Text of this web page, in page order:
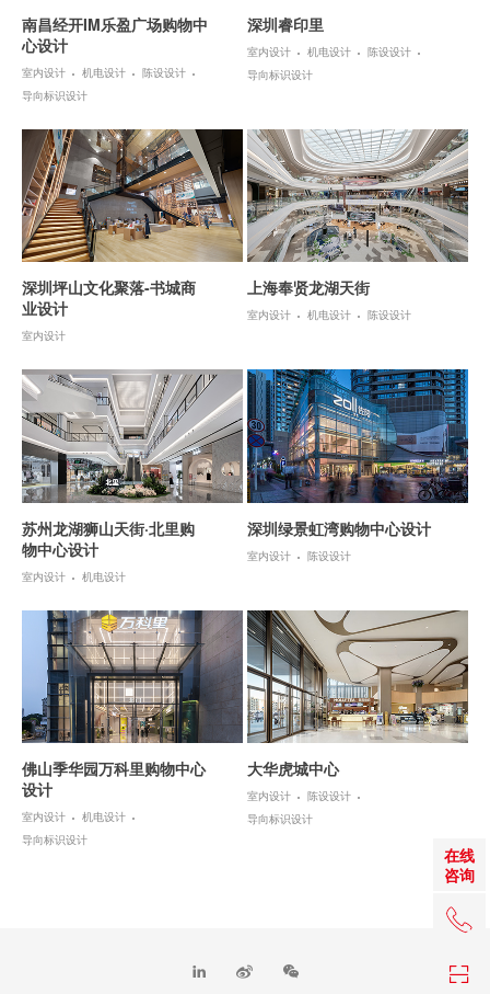
在线
咨询
+86
南昌经开IM乐盈广场购物中
心设计
室内设计 机电设计
陈设设计
导向标识设计
深圳睿印里
室内设计 机电设计
陈设设计
导向标识设计
深圳坪山文化聚落-书城商
业设计
室内设计
上海奉贤龙湖天街
室内设计 机电设计 陈设设计
苏州龙湖狮山天街·北里购
物中心设计
室内设计 机电设计
深圳绿景虹湾购物中心设计
室内设计 陈设设计
佛山季华园万科里购物中心
设计
室内设计
机电设计
导向标识设计
大华虎城中心
室内设计
陈设设计
导向标识设计